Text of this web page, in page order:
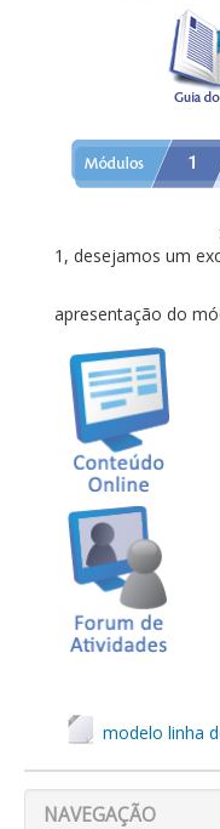
Seja
1, desejamos um
apresentação do
modelo linha
NAVEGAÇÃO